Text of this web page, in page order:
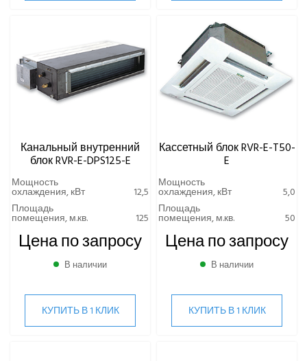
Канальный внутренний
блок RVR-E-DPS125-E
Мощность
охлаждения, кВт
12,5
Площадь
помещения, м.кв. 125
Цена по запросу
В наличии
КУПИТЬ В 1 КЛИК
Кассетный блок RVR-E-T50-
E
Мощность
охлаждения, кВт
5,0
Площадь
помещения, м.кв. 50
Цена по запросу
В наличии
КУПИТЬ В 1 КЛИК